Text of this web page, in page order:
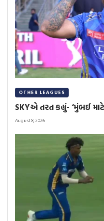
OTHER LEAGUES
SKYએ તરત કહ્યું- ‘મુંબઈ
August 8, 2026